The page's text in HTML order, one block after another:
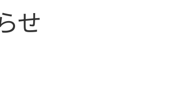
J-POWERの歴史
送変電事業
株主・株式情報
マテリアリティの特定
環境（E）
障がい者採用
イベントを楽しむ
せ